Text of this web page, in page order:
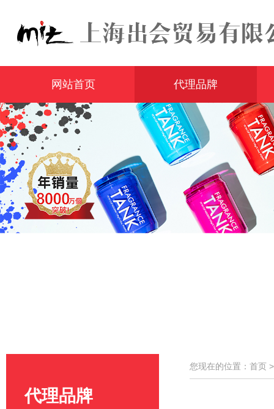
网站首页 代理品牌
代理品牌
您现在的位置：首页